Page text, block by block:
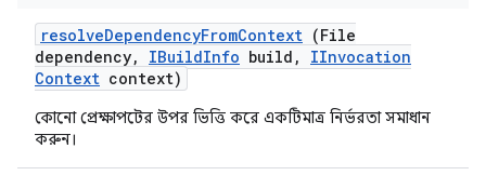
resolveDependencyFromContext (File
dependency, IBuildInfo build ,
IInvocation
Context context)
কোনো প্রেক্ষাপটের উপর ভিত্তি করে একটিমাত্র নির্ভরতা সমাধান
করুন।